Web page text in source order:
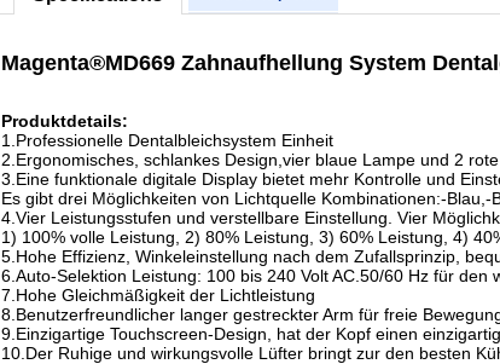
Magenta®MD669 Zahnaufhellung System
Produktdetails:
1.Professionelle Dentalbleichsystem Einheit
2.Ergonomisches, schlankes Design,vier blaue Lampe und 2
3.Eine funktionale digitale Display bietet mehr Kontrolle und
Es gibt drei Möglichkeiten von Lichtquelle Kombinationen:-Blau,-
4.Vier Leistungsstufen und verstellbare Einstellung. Vier
1) 100% volle Leistung, 2) 80% Leistung, 3) 60% Leistung, 4)
5.Hohe Effizienz, Winkeleinstellung nach dem Zufallsprinzip,
6.Auto-Selektion Leistung: 100 bis 240 Volt AC.50/60 Hz für den
7.Hohe Gleichmäßigkeit der Lichtleistung
8.Benutzerfreundlicher langer gestreckter Arm für freie
9.Einzigartige Touchscreen-Design, hat der Kopf einen
10.Der Ruhige und wirkungsvolle Lüfter bringt zur den besten